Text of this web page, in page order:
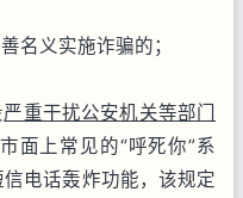
名义实施诈骗的；
严重干扰公安机关等部门
面上常见的“呼死你”系
电话轰炸功能，该规定